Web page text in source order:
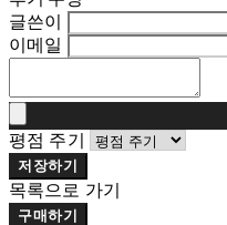
글쓴이
이메일
평점 주기
저장하기
목록으로 가기
구매하기